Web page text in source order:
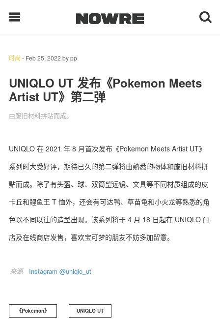
现客视点
时 尚
球 鞋
生 活
关于我们
时尚 - Feb 25, 2022 bypp
UNIQLO UT 发布《Pokemon Meets
Artist UT》第二弹
由废旧材料拼贴而成。
UNIQLO 在 2021 年 8 月首次发布《Pokemon Meets Artist UT》
系列时大受好评，期待已久的第二弹将由熟悉的物体和废旧材料拼
贴而成。除了有头盔、球、双筒望远镜、文具等不同材质组成的皮
卡丘和鲤鱼王 T 恤外，还会有可达鸭、草苗龟和小火龙等熟悉的角
色以不同以往的造型出现。该系列将于 4 月 18 日起在 UNIQLO 门
店及在线商店发售，喜欢宝可梦的朋友不妨多加留意。
来源 Instagram @uniqlo_ut
《Pokémon》 UNIQLO UT